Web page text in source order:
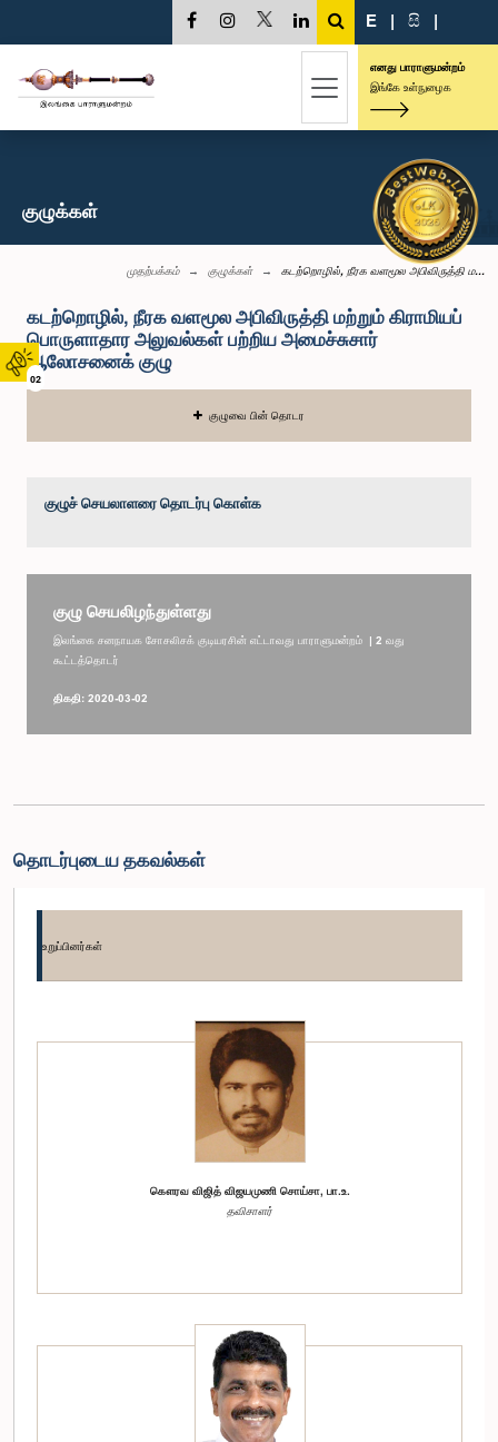
02
E | සි |
எனது பாராளுமன்றம்
இங்கே உள்நுழைக
குழுக்கள்
முதற்பக்கம் குழுக்கள் கடற்றொழில், நீரக வளமூல அபிவிருத்தி ம...
கடற்றொழில், நீரக வளமூல அபிவிருத்தி மற்றும் கிராமியப்
பொருளாதார அலுவல்கள் பற்றிய அமைச்சுசார்
ஆலோசனைக் குழு
குழுவை பின் தொடர
குழுச் செயலாளரை தொடர்பு கொள்க
குழு செயலிழந்துள்ளது
இலங்கை சனநாயக சோசலிசக் குடியரசின் எட்டாவது பாராளுமன்றம் | 2 வது
கூட்டத்தொடர்
திகதி: 2020-03-02
தொடர்புடைய தகவல்கள்
உறுப்பினர்கள்
கௌரவ விஜித் விஜயமுணி சொய்சா, பா.உ.
தவிசாளர்